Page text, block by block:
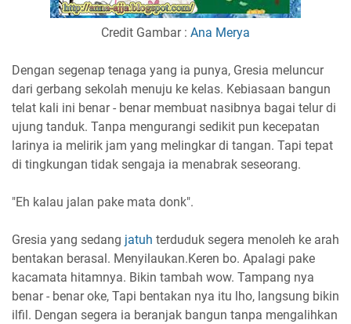
Credit Gambar : Ana Merya
Dengan segenap tenaga yang ia punya, Gresia meluncur
dari gerbang sekolah menuju ke kelas. Kebiasaan bangun
telat kali ini benar - benar membuat nasibnya bagai telur di
ujung tanduk. Tanpa mengurangi sedikit pun kecepatan
larinya ia melirik jam yang melingkar di tangan. Tapi tepat
di tingkungan tidak sengaja ia menabrak seseorang.
"Eh kalau jalan pake mata donk".
Gresia yang sedang jatuh terduduk segera menoleh ke arah
bentakan berasal. Menyilaukan.Keren bo. Apalagi pake
kacamata hitamnya. Bikin tambah wow. Tampang nya
benar - benar oke, Tapi bentakan nya itu lho, langsung bikin
ilfil. Dengan segera ia beranjak bangun tanpa mengalihkan